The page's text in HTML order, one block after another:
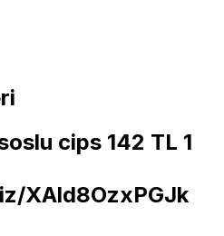
cips 142 TL 1
XAld8OzxPGJk